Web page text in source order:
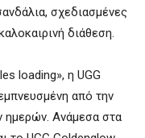
σχεδιασμένες
διάθεση.
loading», η UGG
από την
ημερών. Ανάμεσα στα